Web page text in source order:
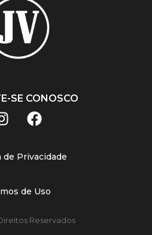
SE CONOSCO
de Privacidade
de Uso
Reservados